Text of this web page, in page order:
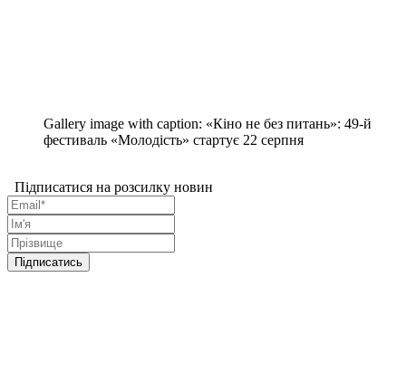
Gallery image with caption: «Кіно не без питань»: 49-й
фестиваль «Молодість» стартує 22 серпня
Підписатися на розсилку новин